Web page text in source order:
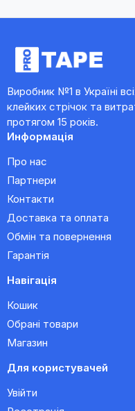
Виробник №1 в Україні
клейких стрічок та
протягом 15 років.
Информація
Про нас
Партнери
Контакти
Доставка та оплата
Обмін та повернення
Гарантія
Навігація
Кошик
Обрані товари
Магазин
Для користувачей
Увійти